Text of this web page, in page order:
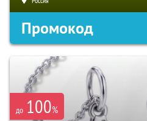
Промокод
до 100%